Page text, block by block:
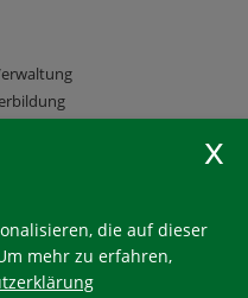
Die Nutzung muss
die auf dieser
mehr zu erfahren,